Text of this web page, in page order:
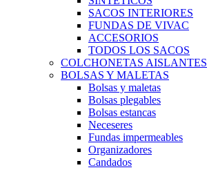
SACOS INTERIORES
FUNDAS DE VIVAC
ACCESORIOS
TODOS LOS SACOS
COLCHONETAS AISLANTES
BOLSAS Y MALETAS
Bolsas y maletas
Bolsas plegables
Bolsas estancas
Neceseres
Fundas impermeables
Organizadores
Candados